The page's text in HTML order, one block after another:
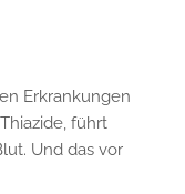
Erkrankungen
führt
Und das vor